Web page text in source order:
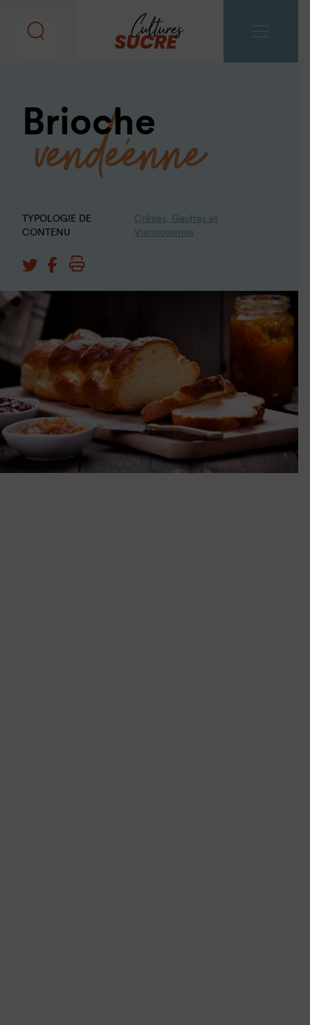
Brioche
vendéenne
TYPOLOGIE DE
CONTENU
Crêpes, Gaufres et
Viennoiseries